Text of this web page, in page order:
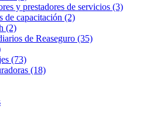
y prestadores de servicios (3)
de capacitación (2)
(2)
de Reaseguro (35)
(73)
(18)